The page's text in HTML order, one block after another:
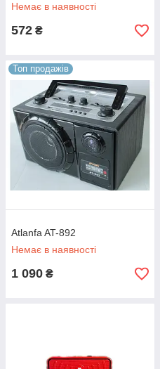
Немає в наявності
572 ₴
Топ продажів
Atlanfa AT-892
Немає в наявності
1 090 ₴